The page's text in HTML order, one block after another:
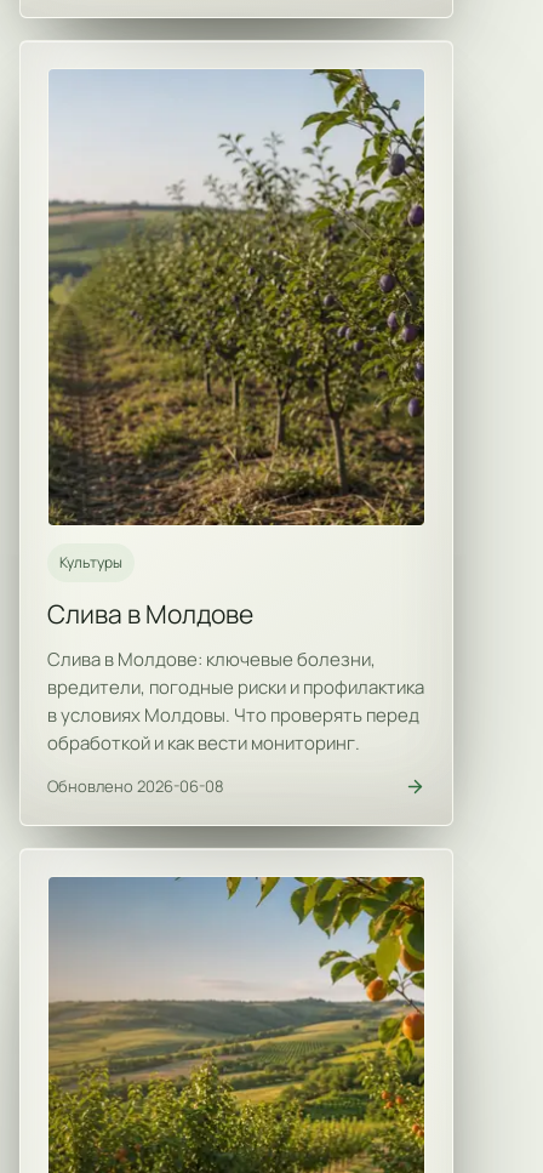
Культуры
Слива в Молдове
Слива в Молдове: ключевые болезни,
вредители, погодные риски и профилактика
в условиях Молдовы. Что проверять перед
обработкой и как вести мониторинг.
Обновлено 2026-06-08